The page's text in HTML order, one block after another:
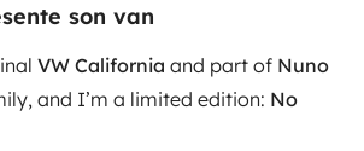
son van
VW California and part of Nuno
and I’m a limited edition: No